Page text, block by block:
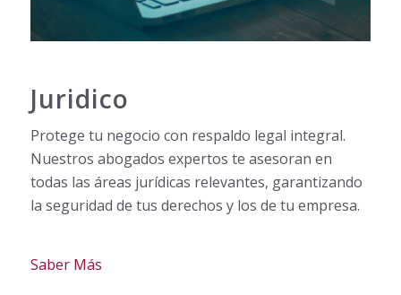
Juridico
Protege tu negocio con respaldo legal integral.
Nuestros abogados expertos te asesoran en
todas las áreas jurídicas relevantes, garantizando
la seguridad de tus derechos y los de tu empresa.
Saber Más